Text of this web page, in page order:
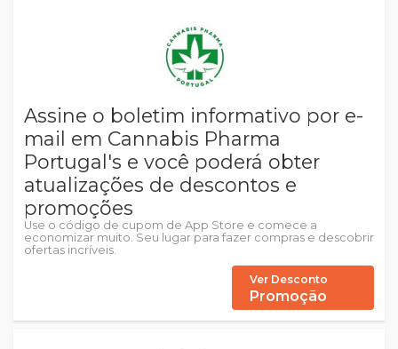
Assine o boletim informativo por e-
mail em Cannabis Pharma
Portugal's e você poderá obter
atualizações de descontos e
promoções
Use o código de cupom de App Store e comece a
economizar muito. Seu lugar para fazer compras e descobrir
ofertas incríveis.
Ver Desconto
Promoção